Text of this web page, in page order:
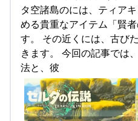
タ空諸島のには、ティア
める貴重なアイテム「賢
す。 その近くには、古び
きます。 今回の記事では
法と、彼